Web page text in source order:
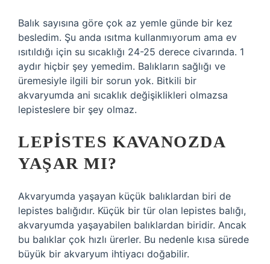
Balık sayısına göre çok az yemle günde bir kez
besledim. Şu anda ısıtma kullanmıyorum ama ev
ısıtıldığı için su sıcaklığı 24-25 derece civarında. 1
aydır hiçbir şey yemedim. Balıkların sağlığı ve
üremesiyle ilgili bir sorun yok. Bitkili bir
akvaryumda ani sıcaklık değişiklikleri olmazsa
lepisteslere bir şey olmaz.
LEPISTES KAVANOZDA
YAŞAR MI?
Akvaryumda yaşayan küçük balıklardan biri de
lepistes balığıdır. Küçük bir tür olan lepistes balığı,
akvaryumda yaşayabilen balıklardan biridir. Ancak
bu balıklar çok hızlı ürerler. Bu nedenle kısa sürede
büyük bir akvaryum ihtiyacı doğabilir.